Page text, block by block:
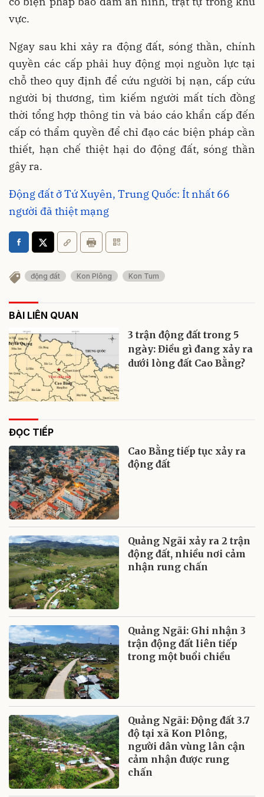
vực.
Ngay sau khi xảy ra động đất, sóng thần, chính
quyền các cấp phải huy động mọi nguồn lực tại
chỗ theo quy định để cứu người bị nạn, cấp cứu
người bị thương, tìm kiếm người mất tích đồng
thời tổng hợp thông tin và báo cáo khẩn cấp đến
cấp có thẩm quyền để chỉ đạo các biện pháp cần
thiết, hạn chế thiệt hại do động đất, sóng thần
gây ra.
Động đất ở Tứ Xuyên, Trung Quốc: Ít nhất 66
người đã thiệt mạng
động đất Kon Plông Kon Tum
BÀI LIÊN QUAN
3 trận động đất trong 5
ngày: Điều gì đang xảy ra
dưới lòng đất Cao Bằng?
ĐỌC TIẾP
Cao Bằng tiếp tục xảy ra
động đất
Quảng Ngãi xảy ra 2 trận
động đất, nhiều nơi cảm
nhận rung chấn
Quảng Ngãi: Ghi nhận 3
trận động đất liên tiếp
trong một buổi chiều
Quảng Ngãi: Động đất 3.7
độ tại xã Kon Plông,
người dân vùng lân cận
cảm nhận được rung
chấn